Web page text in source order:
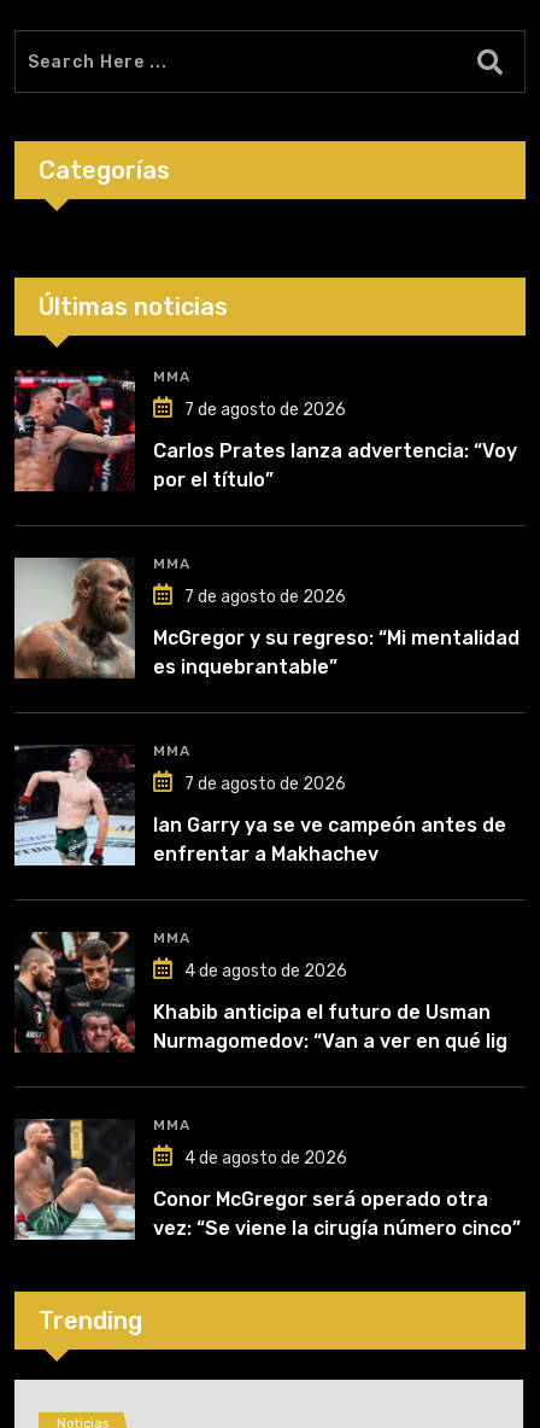
Categorías
Últimas noticias
MMA
7 de agosto de 2026
Carlos Prates lanza advertencia: “Voy
por el título”
MMA
7 de agosto de 2026
McGregor y su regreso: “Mi mentalidad
es inquebrantable”
MMA
7 de agosto de 2026
Ian Garry ya se ve campeón antes de
enfrentar a Makhachev
MMA
4 de agosto de 2026
Khabib anticipa el futuro de Usman
Nurmagomedov: “Van a ver en qué liga
MMA
4 de agosto de 2026
Conor McGregor será operado otra
vez: “Se viene la cirugía número cinco”
Trending
Noticias